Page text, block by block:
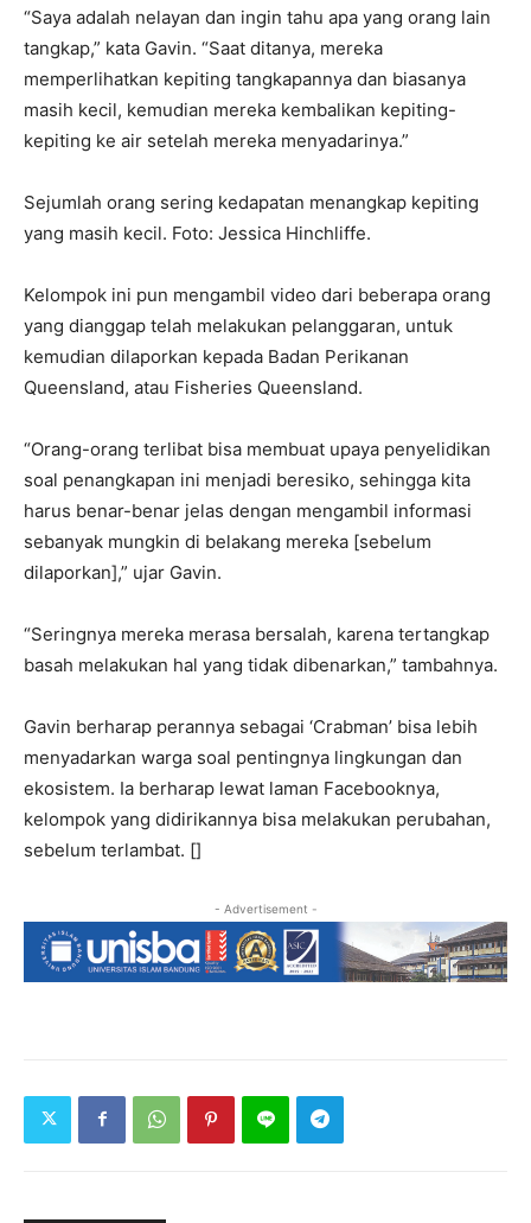
“Saya adalah nelayan dan ingin tahu apa yang orang lain
tangkap,” kata Gavin. “Saat ditanya, mereka
memperlihatkan kepiting tangkapannya dan biasanya
masih kecil, kemudian mereka kembalikan kepiting-
kepiting ke air setelah mereka menyadarinya.”
Sejumlah orang sering kedapatan menangkap kepiting
yang masih kecil. Foto: Jessica Hinchliffe.
Kelompok ini pun mengambil video dari beberapa orang
yang dianggap telah melakukan pelanggaran, untuk
kemudian dilaporkan kepada Badan Perikanan
Queensland, atau Fisheries Queensland.
“Orang-orang terlibat bisa membuat upaya penyelidikan
soal penangkapan ini menjadi beresiko, sehingga kita
harus benar-benar jelas dengan mengambil informasi
sebanyak mungkin di belakang mereka [sebelum
dilaporkan],” ujar Gavin.
“Seringnya mereka merasa bersalah, karena tertangkap
basah melakukan hal yang tidak dibenarkan,” tambahnya.
Gavin berharap perannya sebagai ‘Crabman’ bisa lebih
menyadarkan warga soal pentingnya lingkungan dan
ekosistem. Ia berharap lewat laman Facebooknya,
kelompok yang didirikannya bisa melakukan perubahan,
sebelum terlambat. []
- Advertisement -